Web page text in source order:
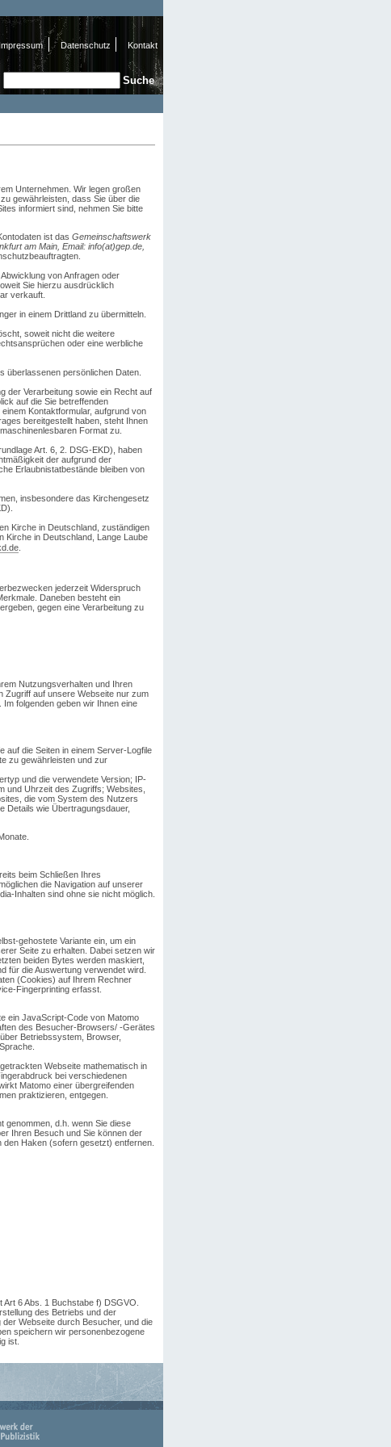
Impressum Datenschutz Kontakt
Suchformular
Unternehmen. Wir legen großen
gewährleisten, dass Sie über die
informiert sind, nehmen Sie bitte
ist das Gemeinschaftswerk
am Main, Email: info(at)gep.de,
von Anfragen oder
Sie hierzu ausdrücklich
verkauft.
in einem Drittland zu übermitteln.
soweit nicht die weitere
oder eine werbliche
überlassenen persönlichen Daten.
der Verarbeitung sowie ein Recht auf
auf die Sie betreffenden
Kontaktformular, aufgrund von
bereitgestellt haben, steht Ihnen
Format zu.
Art. 6, 2. DSG-EKD), haben
der aufgrund der
Erlaubnistatbestände bleiben von
insbesondere das Kirchengesetz
Kirche in Deutschland, zuständigen
Kirche in Deutschland, Lange Laube
jederzeit Widerspruch
Daneben besteht ein
gegen eine Verarbeitung zu
Nutzungsverhalten und Ihren
Zugriff auf unsere Webseite nur zum
folgenden geben wir Ihnen eine
auf die Seiten in einem Server-Logfile
zu gewährleisten und zur
und die verwendete Version; IP-
Uhrzeit des Zugriffs; Websites,
die vom System des Nutzers
Details wie Übertragungsdauer,
beim Schließen Ihres
die Navigation auf unserer
Inhalten sind ohne sie nicht möglich.
gehostete Variante ein, um ein
Seite zu erhalten. Dabei setzen wir
beiden Bytes werden maskiert,
für die Auswertung verwendet wird.
(Cookies) auf Ihrem Rechner
Fingerprinting erfasst.
ein JavaScript-Code von Matomo
des Besucher-Browsers/ -Gerätes
Betriebssystem, Browser,
Webseite mathematisch in
bei verschiedenen
Matomo einer übergreifenden
praktizieren, entgegen.
d.h. wenn Sie diese
Ihren Besuch und Sie können der
Haken (sofern gesetzt) entfernen.
6 Abs. 1 Buchstabe f) DSGVO.
des Betriebs und der
Webseite durch Besucher, und die
speichern wir personenbezogene
ist.